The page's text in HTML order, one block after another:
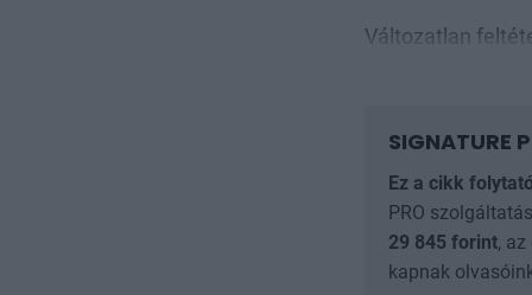
Változatlan
SIGNATURE
Ez a cikk
PRO
29 845 forint,
kapnak